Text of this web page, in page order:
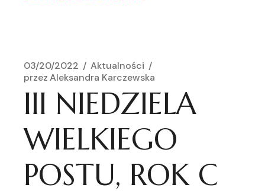
03/20/2022
Aktualności
przez Aleksandra Karczewska
III NIEDZIELA
WIELKIEGO
POSTU, ROK C